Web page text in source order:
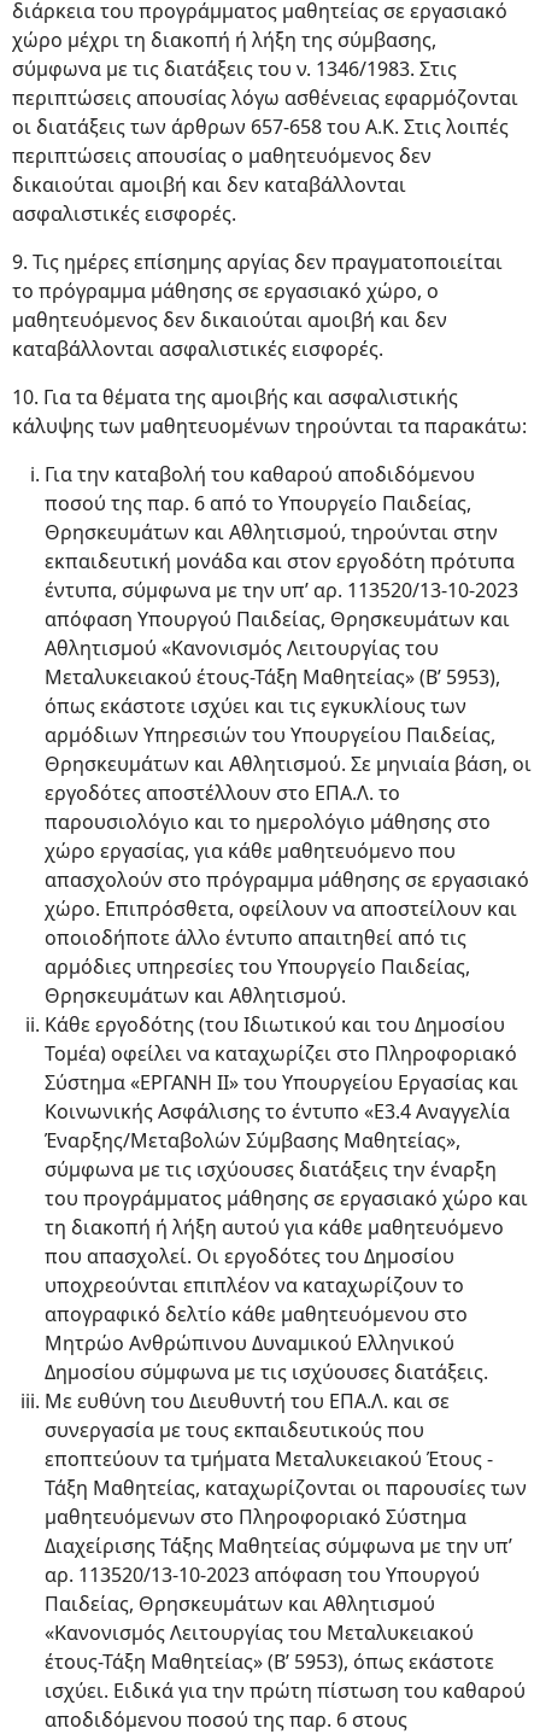
διάρκεια του προγράμματος μαθητείας σε εργασιακό
χώρο μέχρι τη διακοπή ή λήξη της σύμβασης,
σύμφωνα με τις διατάξεις του ν. 1346/1983. Στις
περιπτώσεις απουσίας λόγω ασθένειας εφαρμόζονται
οι διατάξεις των άρθρων 657-658 του Α.Κ. Στις λοιπές
περιπτώσεις απουσίας ο μαθητευόμενος δεν
δικαιούται αμοιβή και δεν καταβάλλονται
ασφαλιστικές εισφορές.
9. Τις ημέρες επίσημης αργίας δεν πραγματοποιείται
το πρόγραμμα μάθησης σε εργασιακό χώρο, ο
μαθητευόμενος δεν δικαιούται αμοιβή και δεν
καταβάλλονται ασφαλιστικές εισφορές.
10. Για τα θέματα της αμοιβής και ασφαλιστικής
κάλυψης των μαθητευομένων τηρούνται τα παρακάτω:
Για την καταβολή του καθαρού αποδιδόμενου
ποσού της παρ. 6 από το Υπουργείο Παιδείας,
Θρησκευμάτων και Αθλητισμού, τηρούνται στην
εκπαιδευτική μονάδα και στον εργοδότη πρότυπα
έντυπα, σύμφωνα με την υπ’ αρ. 113520/13-10-2023
απόφαση Υπουργού Παιδείας, Θρησκευμάτων και
Αθλητισμού «Κανονισμός Λειτουργίας του
Μεταλυκειακού έτους-Τάξη Μαθητείας» (Β’ 5953),
όπως εκάστοτε ισχύει και τις εγκυκλίους των
αρμόδιων Υπηρεσιών του Υπουργείου Παιδείας,
Θρησκευμάτων και Αθλητισμού. Σε μηνιαία βάση, οι
εργοδότες αποστέλλουν στο ΕΠΑ.Λ. το
παρουσιολόγιο και το ημερολόγιο μάθησης στο
χώρο εργασίας, για κάθε μαθητευόμενο που
απασχολούν στο πρόγραμμα μάθησης σε εργασιακό
χώρο. Επιπρόσθετα, οφείλουν να αποστείλουν και
οποιοδήποτε άλλο έντυπο απαιτηθεί από τις
αρμόδιες υπηρεσίες του Υπουργείο Παιδείας,
Θρησκευμάτων και Αθλητισμού.
Κάθε εργοδότης (του Ιδιωτικού και του Δημοσίου
Τομέα) οφείλει να καταχωρίζει στο Πληροφοριακό
Σύστημα «ΕΡΓΑΝΗ ΙΙ» του Υπουργείου Εργασίας και
Κοινωνικής Ασφάλισης το έντυπο «Ε3.4 Αναγγελία
Έναρξης/Μεταβολών Σύμβασης Μαθητείας»,
σύμφωνα με τις ισχύουσες διατάξεις την έναρξη
του προγράμματος μάθησης σε εργασιακό χώρο και
τη διακοπή ή λήξη αυτού για κάθε μαθητευόμενο
που απασχολεί. Οι εργοδότες του Δημοσίου
υποχρεούνται επιπλέον να καταχωρίζουν το
απογραφικό δελτίο κάθε μαθητευόμενου στο
Μητρώο Ανθρώπινου Δυναμικού Ελληνικού
Δημοσίου σύμφωνα με τις ισχύουσες διατάξεις.
Με ευθύνη του Διευθυντή του ΕΠΑ.Λ. και σε
συνεργασία με τους εκπαιδευτικούς που
εποπτεύουν τα τμήματα Μεταλυκειακού Έτους -
Τάξη Μαθητείας, καταχωρίζονται οι παρουσίες των
μαθητευόμενων στο Πληροφοριακό Σύστημα
Διαχείρισης Τάξης Μαθητείας σύμφωνα με την υπ’
αρ. 113520/13-10-2023 απόφαση του Υπουργού
Παιδείας, Θρησκευμάτων και Αθλητισμού
«Κανονισμός Λειτουργίας του Μεταλυκειακού
έτους-Τάξη Μαθητείας» (Β’ 5953), όπως εκάστοτε
ισχύει. Ειδικά για την πρώτη πίστωση του καθαρού
αποδιδόμενου ποσού της παρ. 6 στους